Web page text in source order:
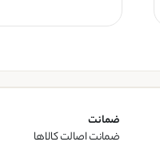
ضمانت
ضمانت اصالت کالاها